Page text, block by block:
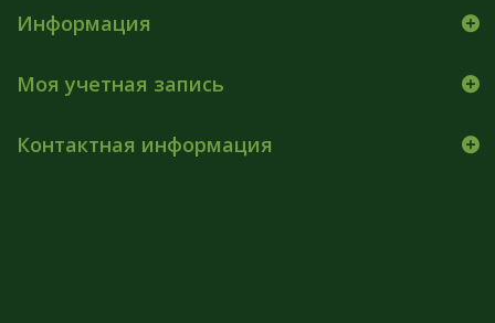
Информация
Моя учетная запись
Контактная информация